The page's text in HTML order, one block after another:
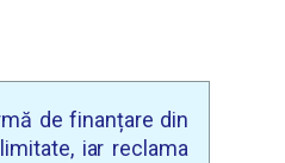
de finanțare din
iar reclama